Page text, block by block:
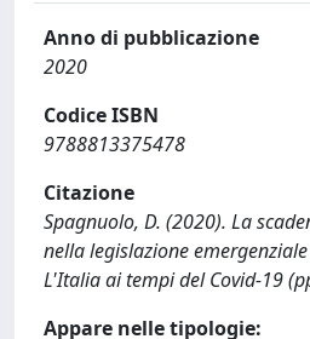
Anno di pubblicazione
2020
Codice ISBN
9788813375478
Citazione
Spagnuolo, D. (2020). La
nella legislazione
L'Italia ai tempi del Covid-19
Appare nelle tipologie: